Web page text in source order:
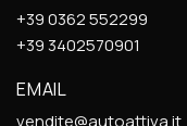
+39 0362 552299
+39 3402570901
EMAIL
vendite@autoattiva.it